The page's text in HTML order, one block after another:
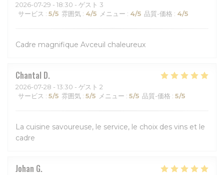
2026-07-29 - 18:30 - ゲスト 3
サービス : 5/5 雰囲気 : 4/5 メニュー : 4/5 品質-価格 : 4/5
Cadre magnifique Avceuil chaleureux
Chantal D
2026-07-28 - 13:30 - ゲスト 2
サービス : 5/5 雰囲気 : 5/5 メニュー : 5/5 品質-価格 : 5/5
La cuisine savoureuse, le service, le choix des vins et le
cadre
Johan G